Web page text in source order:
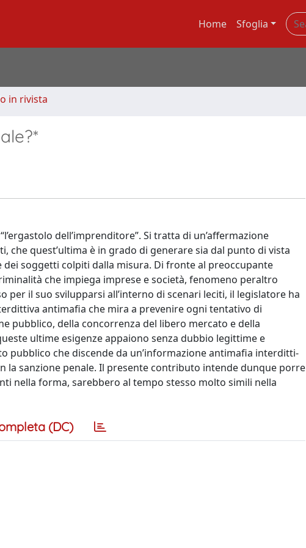
Home Sfoglia
in rivista
dell’imprenditore”. Si tratta di un’affermazione
quest’ultima è in grado di generare sia dal punto di vista
soggetti colpiti dalla misura. Di fronte al preoccupante
che impiega imprese e società, fenomeno peraltro
il suo svilupparsi all’interno di scenari leciti, il legislatore ha
antimafia che mira a prevenire ogni tentativo di
pubblico, della concorrenza del libero mercato e della
ultime esigenze appaiono senza dubbio legittime e
pubblico che discende da un’informazione antimafia interditti-
sanzione penale. Il presente contributo intende dunque porre
nella forma, sarebbero al tempo stesso molto simili nella
(DC)